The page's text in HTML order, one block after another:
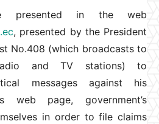
presented in the web
, presented by the President
No.408 (which broadcasts to
and TV stations) to
messages against his
web page, government’s
in order to file claims